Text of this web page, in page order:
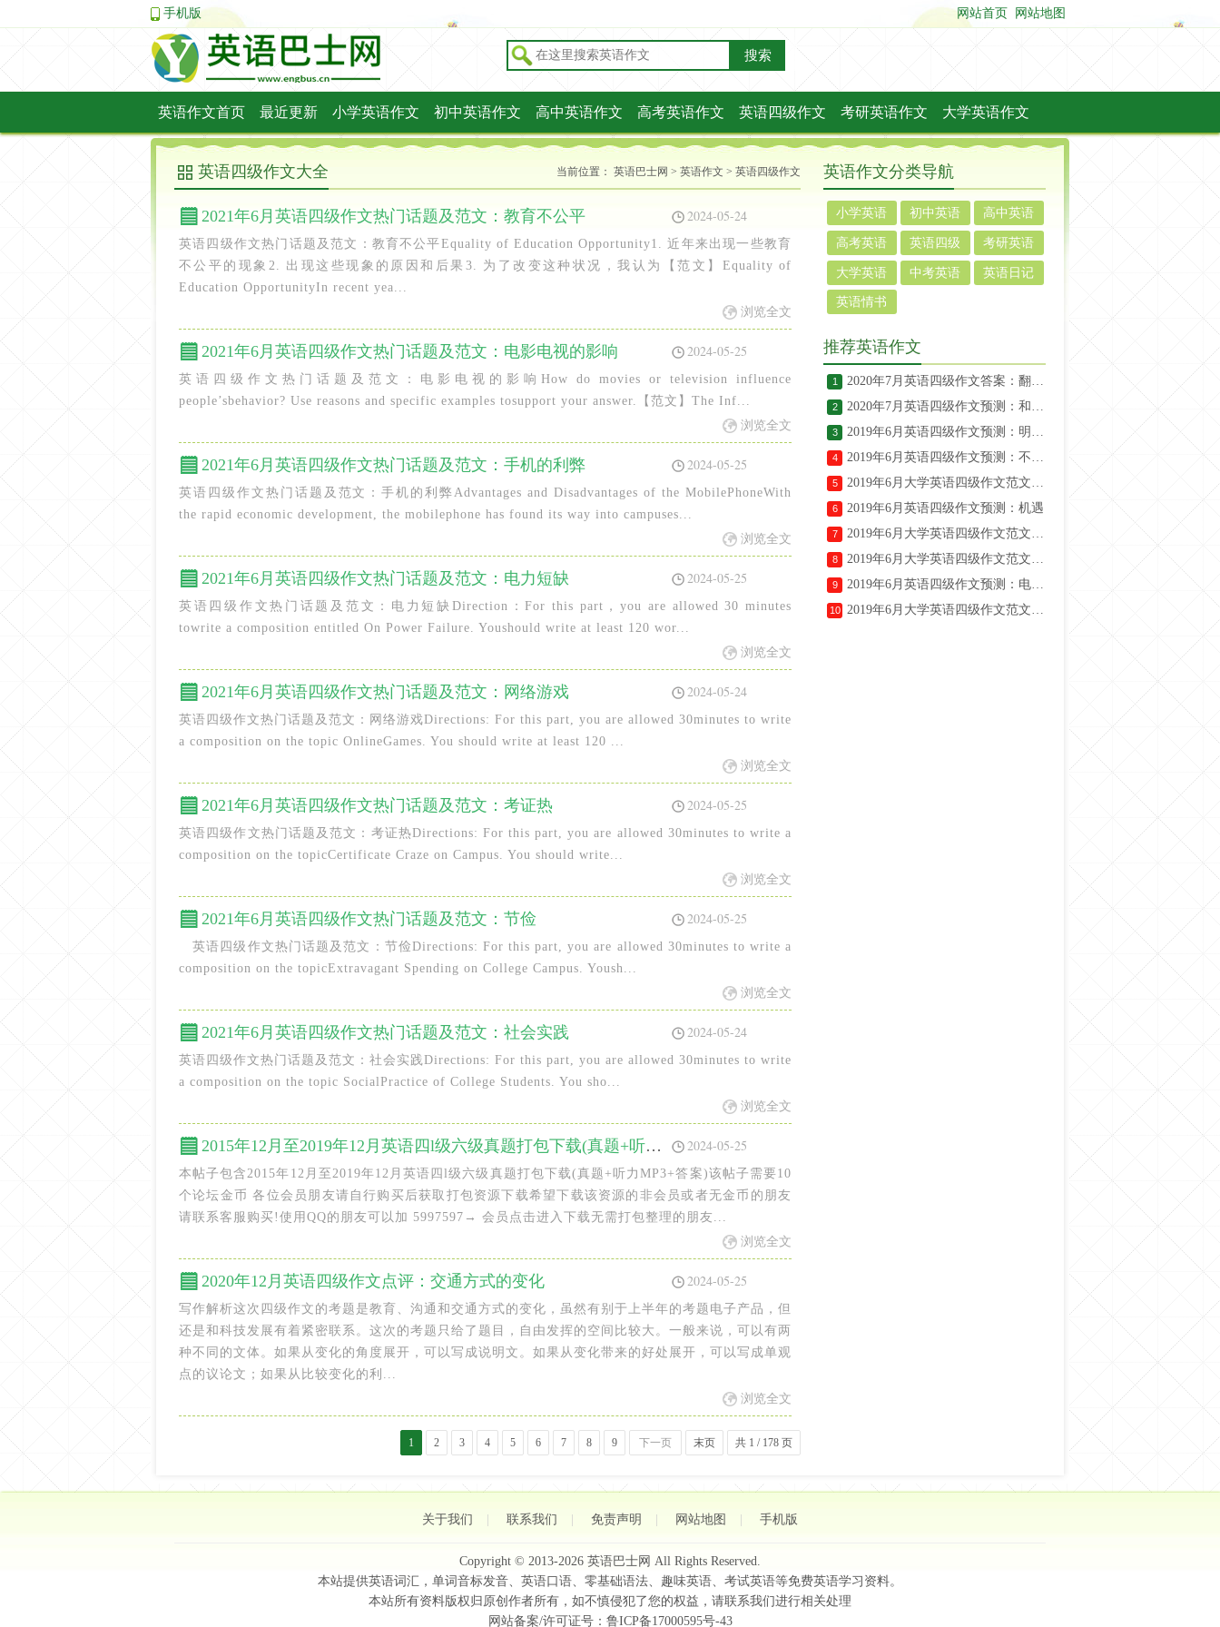
手机版 网站首页 网站地图
搜索
英语作文首页 最近更新 小学英语作文 初中英语作文 高中英语作文 高考英语作文 英语四级作文 考研英语作文 大学英语作文
中考英语作文 英语日记 英语情书
英语四级作文大全 当前位置： 英语巴士网 > 英语作文 > 英语四级作文
2021年6月英语四级作文热门话题及范文：教育不公平 2024-05-24
英语四级作文热门话题及范文：教育不公平Equality of Education Opportunity1. 近年来出现一些教育
不公平的现象2. 出现这些现象的原因和后果3. 为了改变这种状况，我认为【范文】Equality of
Education OpportunityIn recent yea...
浏览全文
2021年6月英语四级作文热门话题及范文：电影电视的影响 2024-05-25
英语四级作文热门话题及范文：电影电视的影响How do movies or television influence
people’sbehavior? Use reasons and specific examples tosupport your answer.【范文】The Inf...
浏览全文
2021年6月英语四级作文热门话题及范文：手机的利弊 2024-05-25
英语四级作文热门话题及范文：手机的利弊Advantages and Disadvantages of the MobilePhoneWith
the rapid economic development, the mobilephone has found its way into campuses...
浏览全文
2021年6月英语四级作文热门话题及范文：电力短缺 2024-05-25
英语四级作文热门话题及范文：电力短缺Direction：For this part，you are allowed 30 minutes
towrite a composition entitled On Power Failure. Youshould write at least 120 wor...
浏览全文
2021年6月英语四级作文热门话题及范文：网络游戏 2024-05-24
英语四级作文热门话题及范文：网络游戏Directions: For this part, you are allowed 30minutes to write
a composition on the topic OnlineGames. You should write at least 120 ...
浏览全文
2021年6月英语四级作文热门话题及范文：考证热 2024-05-25
英语四级作文热门话题及范文：考证热Directions: For this part, you are allowed 30minutes to write a
composition on the topicCertificate Craze on Campus. You should write...
浏览全文
2021年6月英语四级作文热门话题及范文：节俭 2024-05-25
英语四级作文热门话题及范文：节俭Directions: For this part, you are allowed 30minutes to write a
composition on the topicExtravagant Spending on College Campus. Yoush...
浏览全文
2021年6月英语四级作文热门话题及范文：社会实践 2024-05-24
英语四级作文热门话题及范文：社会实践Directions: For this part, you are allowed 30minutes to write
a composition on the topic SocialPractice of College Students. You sho...
浏览全文
2015年12月至2019年12月英语四l级六级真题打包下载(真题+听力MP3+答案) 2024-05-25
本帖子包含2015年12月至2019年12月英语四l级六级真题打包下载(真题+听力MP3+答案)该帖子需要10
个论坛金币 各位会员朋友请自行购买后获取打包资源下载希望下载该资源的非会员或者无金币的朋友
请联系客服购买!使用QQ的朋友可以加 5997597→ 会员点击进入下载无需打包整理的朋友...
浏览全文
2020年12月英语四级作文点评：交通方式的变化 2024-05-25
写作解析这次四级作文的考题是教育、沟通和交通方式的变化，虽然有别于上半年的考题电子产品，但
还是和科技发展有着紧密联系。这次的考题只给了题目，自由发挥的空间比较大。一般来说，可以有两
种不同的文体。如果从变化的角度展开，可以写成说明文。如果从变化带来的好处展开，可以写成单观
点的议论文；如果从比较变化的利...
浏览全文
1 2 3 4 5 6 7 8 9 下一页 末页 共 1 / 178 页
英语作文分类导航
小学英语
作文
初中英语
作文
高中英语
作文
高考英语
作文
英语四级
作文
考研英语
作文
大学英语
作文
中考英语
英语日记
英语情书
推荐英语作文
1 2020年7月英语四级作文答案：翻译app
2 2020年7月英语四级作文预测：和谐宿舍
3 2019年6月英语四级作文预测：明星代言
4 2019年6月英语四级作文预测：不文明行为
5 2019年6月大学英语四级作文范文：大学生就业
6 2019年6月英语四级作文预测：机遇
7 2019年6月大学英语四级作文范文：噪音危害
8 2019年6月大学英语四级作文范文：求职面试
9 2019年6月英语四级作文预测：电子垃圾
10 2019年6月大学英语四级作文范文：工作和家庭哪个更重要
关于我们 联系我们 免责声明 网站地图 手机版
Copyright © 2013-2026 英语巴士网 All Rights Reserved.
本站提供英语词汇，单词音标发音、英语口语、零基础语法、趣味英语、考试英语等免费英语学习资料。
本站所有资料版权归原创作者所有，如不慎侵犯了您的权益，请联系我们进行相关处理
网站备案/许可证号： 鲁ICP备17000595号-43